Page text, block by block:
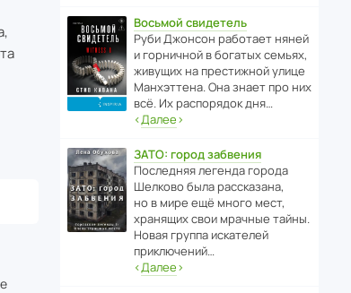
Восьмой свидетель
Руби Джонсон рабо­тает няней
и горни­чной в богатых семьях,
живущих на прес­ти­жной улице
Манх­эт­тена. Она знает про них
всё. Их распо­рядок дня…
‹Далее›
ЗАТО: город забвения
После­дняя легенда города
Шелково была расска­зана,
но в мире ещё много мест,
хранящих свои мрачные тайны.
Новая группа иска­телей
приключений…
‹Далее›